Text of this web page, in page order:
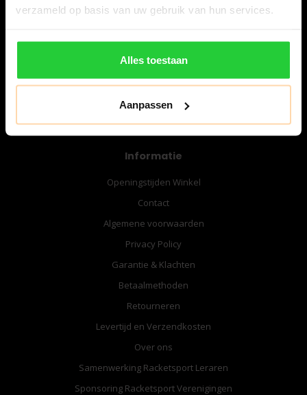
verzameld op basis van uw gebruik van hun services.
Alles toestaan
Aanpassen
06-57276080
info@bespanracket.nl
Informatie
Openingstijden Winkel
Contact
Algemene voorwaarden
Privacy Policy
Garantie & Klachten
Betaalmethoden
Retourneren
Levertijd en Verzendkosten
Over ons
Samenwerking Racketsport Leraren
Sponsoring Racketsport Verenigingen